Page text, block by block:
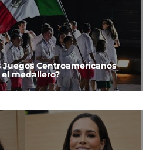
Juegos Centroamericanos
medallero?